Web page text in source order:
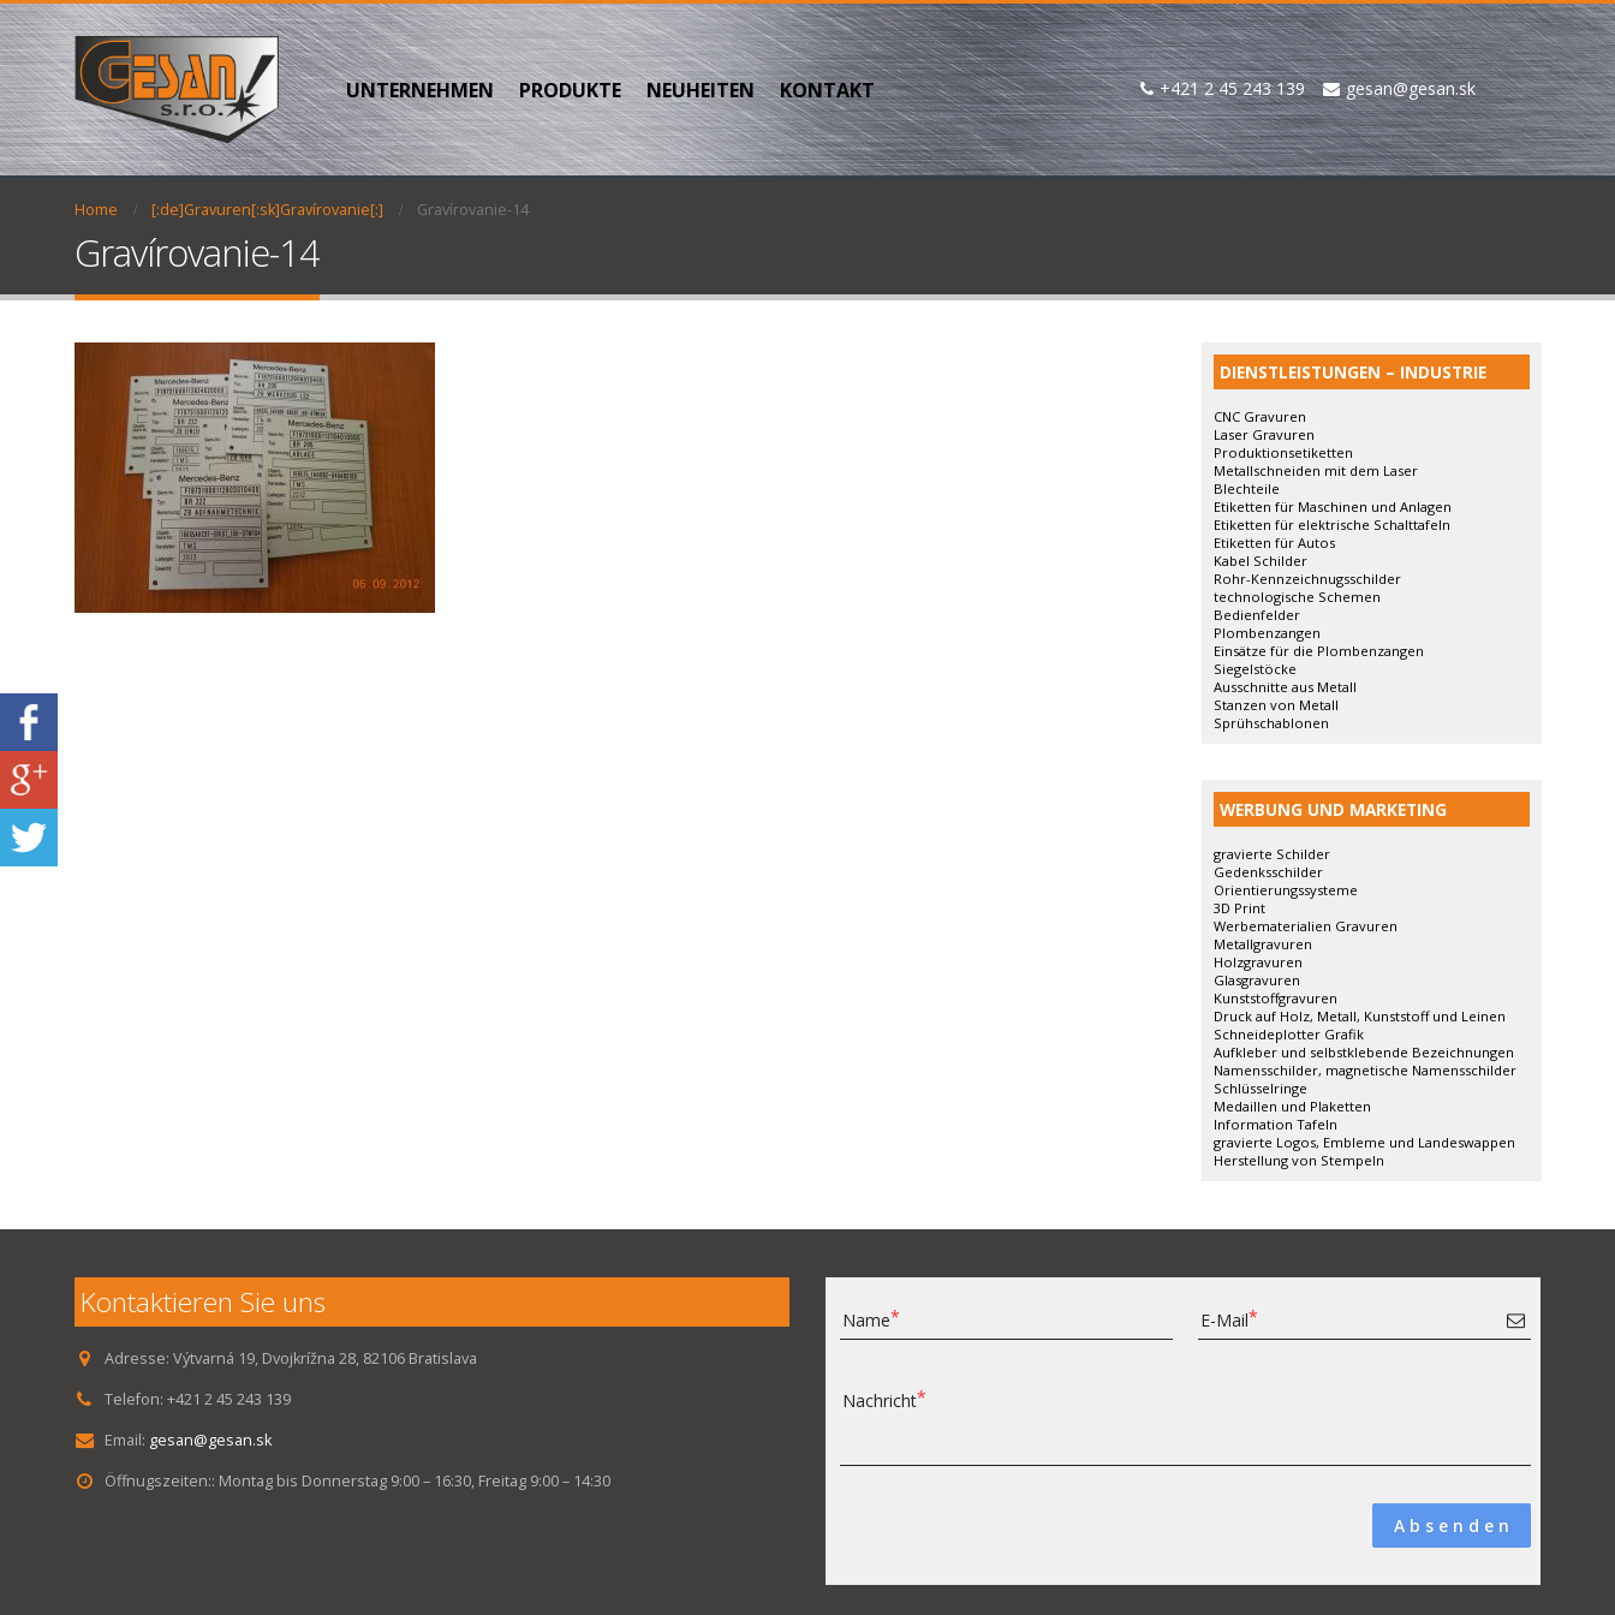
UNTERNEHMEN PRODUKTE NEUHEITEN KONTAKT +421 2 45 243 139 gesan@gesan.sk
Home [:de]Gravuren[:sk]Gravírovanie[:] Gravírovanie-14
Gravírovanie-14
DIENSTLEISTUNGEN – INDUSTRIE
CNC Gravuren
Laser Gravuren
Produktionsetiketten
Metallschneiden mit dem Laser
Blechteile
Etiketten für Maschinen und Anlagen
Etiketten für elektrische Schalttafeln
Etiketten für Autos
Kabel Schilder
Rohr-Kennzeichnugsschilder
technologische Schemen
Bedienfelder
Plombenzangen
Einsätze für die Plombenzangen
Siegelstöcke
Ausschnitte aus Metall
Stanzen von Metall
Sprühschablonen
WERBUNG UND MARKETING
gravierte Schilder
Gedenksschilder
Orientierungssysteme
3D Print
Werbematerialien Gravuren
Metallgravuren
Holzgravuren
Glasgravuren
Kunststoffgravuren
Druck auf Holz, Metall, Kunststoff und Leinen
Schneideplotter Grafik
Aufkleber und selbstklebende Bezeichnungen
Namensschilder, magnetische Namensschilder
Schlüsselringe
Medaillen und Plaketten
Information Tafeln
gravierte Logos, Embleme und Landeswappen
Herstellung von Stempeln
Kontaktieren Sie uns
Adresse: Výtvarná 19, Dvojkrížna 28, 82106 Bratislava
Telefon: +421 2 45 243 139
Email: gesan@gesan.sk
Öffnugszeiten:: Montag bis Donnerstag 9:00 – 16:30, Freitag 9:00 – 14:30
Name E-Mail
Nachricht
A b s e n d e n